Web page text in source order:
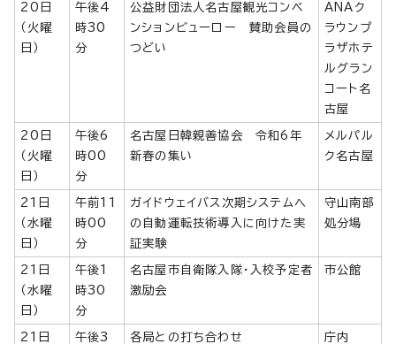
20日
（火曜
日）
午後4
時30
分
公益財団法人名古屋観光コンベ
ンションビューロー 賛助会員の
つどい
ANAク
ラウンプ
ラザホテ
ルグラン
コート名
古屋
20日
（火曜
日）
午後6
時00
分
名古屋日韓親善協会 令和6年
新春の集い
メルパル
ク名古屋
21日
（水曜
日）
午前11
時00
分
ガイドウェイバス次期システムへ
の自動運転技術導入に向けた実
証実験
守山南部
処分場
21日
（水曜
日）
午後1
時30
分
名古屋市自衛隊入隊・入校予定者
激励会
市公館
21日
午後3
各局との打ち合わせ 庁内